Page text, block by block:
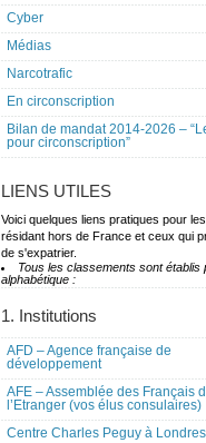
Cyber
Médias
Narcotrafic
En circonscription
Bilan de mandat 2014-2026 –
pour circonscription”
LIENS UTILES
Voici quelques liens pratiques pour
résidant hors de France et ceux qui
de s'expatrier.
Tous les classements sont établis
alphabétique :
1. Institutions
AFD – Agence française de
développement
AFE – Assemblée des Français
l’Etranger (vos élus consulaires)
Centre Charles Peguy à Londres